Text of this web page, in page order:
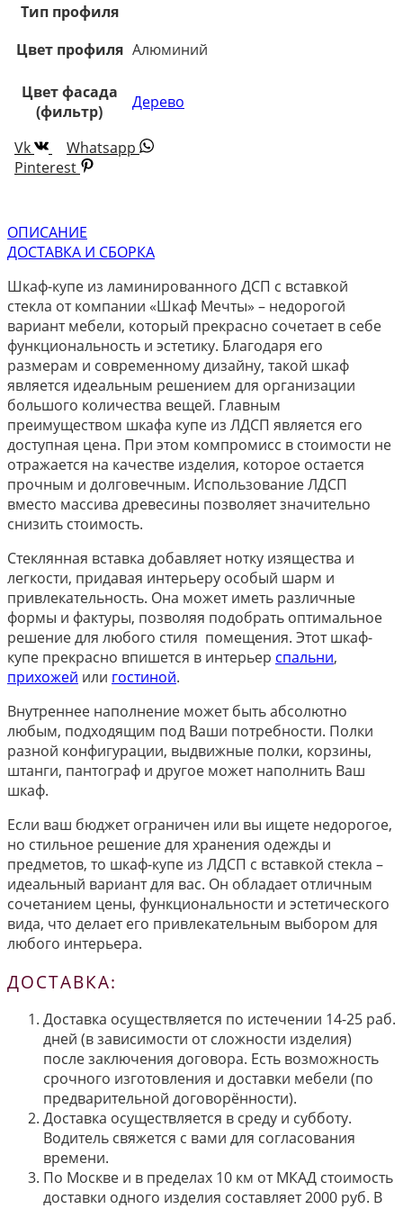
Тип профиля
Цвет профиля Алюминий
Цвет фасада
(фильтр)
Дерево
Vk
Whatsapp
Pinterest
ОПИСАНИЕ
ДОСТАВКА И СБОРКА
Шкаф-купе из ламинированного ДСП с вставкой
стекла от компании «Шкаф Мечты» – недорогой
вариант мебели, который прекрасно сочетает в себе
функциональность и эстетику. Благодаря его
размерам и современному дизайну, такой шкаф
является идеальным решением для организации
большого количества вещей. Главным
преимуществом шкафа купе из ЛДСП является его
доступная цена. При этом компромисс в стоимости не
отражается на качестве изделия, которое остается
прочным и долговечным. Использование ЛДСП
вместо массива древесины позволяет значительно
снизить стоимость.
Стеклянная вставка добавляет нотку изящества и
легкости, придавая интерьеру особый шарм и
привлекательность. Она может иметь различные
формы и фактуры, позволяя подобрать оптимальное
решение для любого стиля помещения. Этот шкаф-
купе прекрасно впишется в интерьер спальни,
прихожей или гостиной.
Внутреннее наполнение может быть абсолютно
любым, подходящим под Ваши потребности. Полки
разной конфигурации, выдвижные полки, корзины,
штанги, пантограф и другое может наполнить Ваш
шкаф.
Если ваш бюджет ограничен или вы ищете недорогое,
но стильное решение для хранения одежды и
предметов, то шкаф-купе из ЛДСП с вставкой стекла –
идеальный вариант для вас. Он обладает отличным
сочетанием цены, функциональности и эстетического
вида, что делает его привлекательным выбором для
любого интерьера.
ДОСТАВКА:
Доставка осуществляется по истечении 14-25 раб.
дней (в зависимости от сложности изделия)
после заключения договора. Есть возможность
срочного изготовления и доставки мебели (по
предварительной договорённости).
Доставка осуществляется в среду и субботу.
Водитель свяжется с вами для согласования
времени.
По Москве и в пределах 10 км от МКАД стоимость
доставки одного изделия составляет 2000 руб. В